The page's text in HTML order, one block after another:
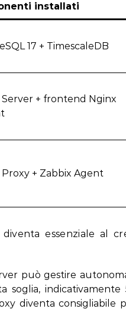
installati
17 + TimescaleDB
Server + frontend Nginx
Proxy + Zabbix Agent
essenziale al
può gestire
soglia,
diventa consigliabile